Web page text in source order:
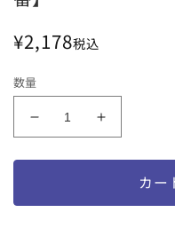
Size
130
通
価
格
¥2,178税込
数量
OUTDOOR
【男
OUTDOOR
【男
カー